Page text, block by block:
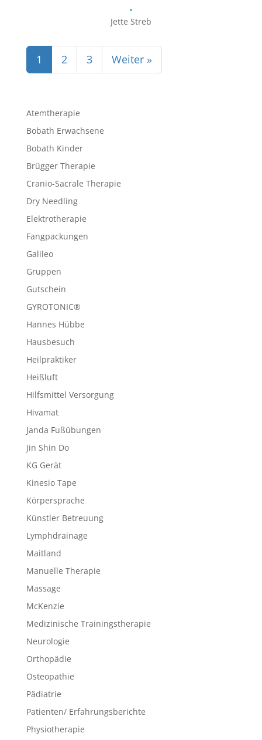
Jette Streb
1 2 3 Weiter »
Atemtherapie
Bobath Erwachsene
Bobath Kinder
Brügger Therapie
Cranio-Sacrale Therapie
Dry Needling
Elektrotherapie
Fangpackungen
Galileo
Gruppen
Gutschein
GYROTONIC®
Hannes Hübbe
Hausbesuch
Heilpraktiker
Heißluft
Hilfsmittel Versorgung
Hivamat
Janda Fußübungen
Jin Shin Do
KG Gerät
Kinesio Tape
Körpersprache
Künstler Betreuung
Lymphdrainage
Maitland
Manuelle Therapie
Massage
McKenzie
Medizinische Trainingstherapie
Neurologie
Orthopädie
Osteopathie
Pädiatrie
Patienten/ Erfahrungsberichte
Physiotherapie